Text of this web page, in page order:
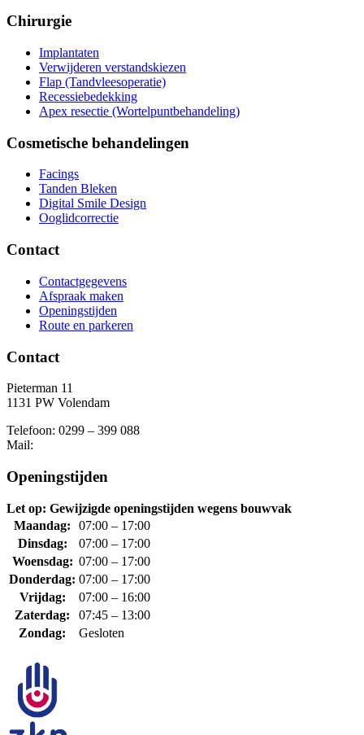
Chirurgie
Implantaten
Verwijderen verstandskiezen
Flap (Tandvleesoperatie)
Recessiebedekking
Apex resectie (Wortelpuntbehandeling)
Cosmetische behandelingen
Facings
Tanden Bleken
Digital Smile Design
Ooglidcorrectie
Contact
Contactgegevens
Afspraak maken
Openingstijden
Route en parkeren
Contact
Pieterman 11
1131 PW Volendam
Telefoon: 0299 – 399 088
Mail:
Openingstijden
Let op: Gewijzigde openingstijden wegens bouwvak
Maandag:
07:00 – 17:00
Dinsdag:
07:00 – 17:00
Woensdag: 07:00 – 17:00
Donderdag: 07:00 – 17:00
Vrijdag:
07:00 – 16:00
Zaterdag:
07:45 – 13:00
Zondag:
Gesloten